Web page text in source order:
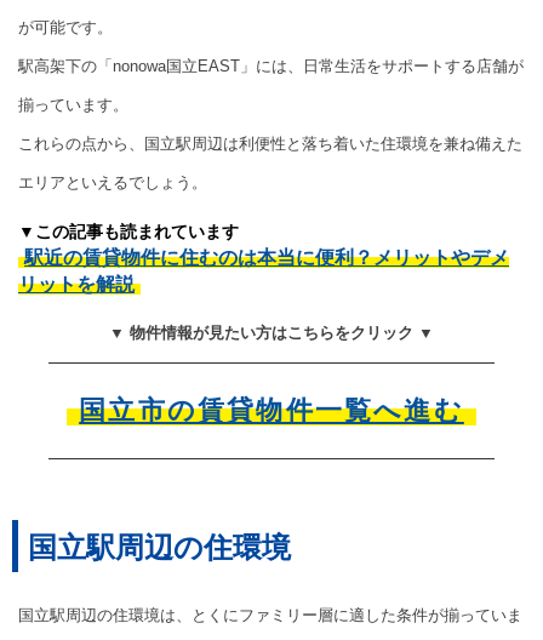
が可能です。
駅高架下の「nonowa国立EAST」には、日常生活をサポートする店舗が
揃っています。
これらの点から、国立駅周辺は利便性と落ち着いた住環境を兼ね備えた
エリアといえるでしょう。
▼この記事も読まれています
駅近の賃貸物件に住むのは本当に便利？メリットやデメ
リットを解説
▼ 物件情報が見たい方はこちらをクリック ▼
国立市の賃貸物件一覧へ進む
国立駅周辺の住環境
国立駅周辺の住環境は、とくにファミリー層に適した条件が揃っていま